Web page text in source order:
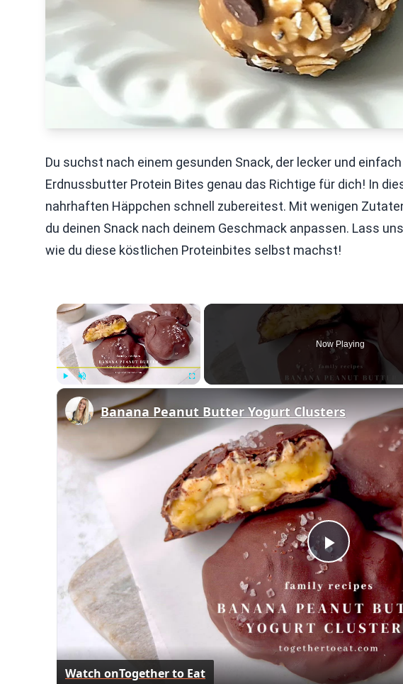
Du suchst nach einem gesunden Snack, der lecker und
Erdnussbutter Protein Bites genau das Richtige für dich! In
nahrhaften Häppchen schnell zubereitest. Mit wenigen
du deinen Snack nach deinem Geschmack anpassen. Lass
wie du diese köstlichen Proteinbites selbst machst!
×
Now Playing
Play
Video
Banana Peanut Butter Yogurt Clusters
Watch onTogether to Eat